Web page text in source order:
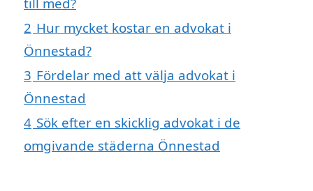
2 Hur mycket kostar en advokat i
Önnestad?
3 Fördelar med att välja advokat i
Önnestad
4 Sök efter en skicklig advokat i de
omgivande städerna Önnestad